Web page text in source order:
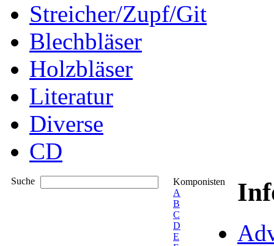
Streicher/Zupf/Git
Blechbläser
Holzbläser
Literatur
Diverse
CD
Suche
Komponisten
A
B
C
D
E